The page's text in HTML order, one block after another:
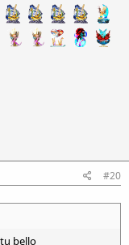
#20
bello